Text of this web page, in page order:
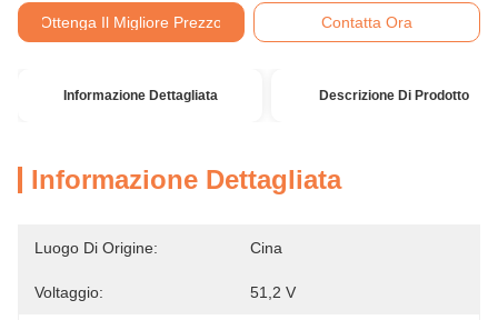
Ottenga Il Migliore Prezzo Contatta Ora
Informazione Dettagliata Descrizione Di Prodotto
Informazione Dettagliata
Luogo Di Origine: Cina
Voltaggio: 51,2 V